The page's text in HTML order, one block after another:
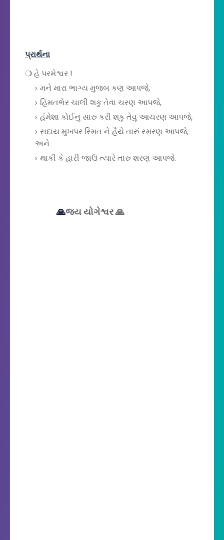
પ્રાર્થના
❍ હે પરમેશ્વર !
મને મારા ભાગ્ય મુજબ કણ આપજે,
હિંમતભેર ચાલી શકુ તેવા ચરણ આપજે,
હંમેશા કોઈનુ સારુ કરી શકુ તેવુ આચરણ આપજે,
સદાય મુખપર સ્મિત ને હૈયે તારું સ્મરણ આપજે,
અને
થાકી કે હારી જાઉં ત્યારે તારુ શરણ આપજે.
જય યોગેશ્વર🙏